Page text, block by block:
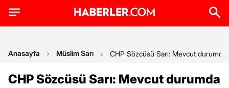
Anasayfa Müslim Sarı CHP Sözcüsü Sarı: Mevcut
CHP Sözcüsü Sarı: Mevcut durumda